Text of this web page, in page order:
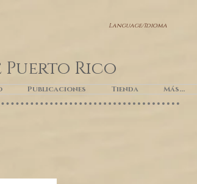
Language/Idioma
Rico
Publicaciones Tienda Más...